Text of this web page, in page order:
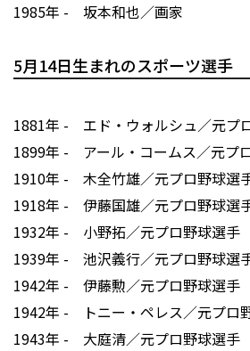
1985年 - 坂本和也／画家
5月14日生まれのスポーツ選手
1881年 - エド・ウォルシュ／元プ
1899年 - アール・コームス／元プ
1910年 - 木全竹雄／元プロ野球選
1918年 - 伊藤国雄／元プロ野球選
1932年 - 小野拓／元プロ野球選手
1939年 - 池沢義行／元プロ野球選
1942年 - 伊藤勲／元プロ野球選手
1942年 - トニー・ペレス／元プロ
1943年 - 大庭清／元プロ野球選手